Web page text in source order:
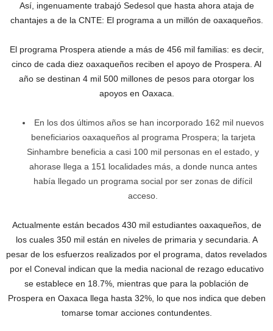
Así, ingenuamente trabajó Sedesol que hasta ahora ataja de
chantajes a de la CNTE: El programa a un millón de oaxaqueños.
El programa Prospera atiende a más de 456 mil familias: es decir,
cinco de cada diez oaxaqueños reciben el apoyo de Prospera. Al
año se destinan 4 mil 500 millones de pesos para otorgar los
apoyos en Oaxaca.
En los dos últimos años se han incorporado 162 mil nuevos
beneficiarios oaxaqueños al programa Prospera; la tarjeta
Sinhambre beneficia a casi 100 mil personas en el estado, y
ahorase llega a 151 localidades más, a donde nunca antes
había llegado un programa social por ser zonas de difícil
acceso.
Actualmente están becados 430 mil estudiantes oaxaqueños, de
los cuales 350 mil están en niveles de primaria y secundaria. A
pesar de los esfuerzos realizados por el programa, datos revelados
por el Coneval indican que la media nacional de rezago educativo
se establece en 18.7%, mientras que para la población de
Prospera en Oaxaca llega hasta 32%, lo que nos indica que deben
tomarse tomar acciones contundentes.